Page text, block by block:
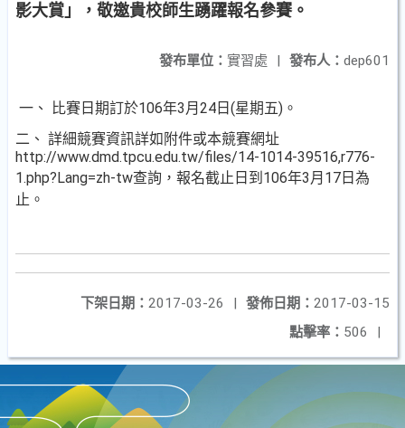
影大賞」，敬邀貴校師生踴躍報名參賽。
發布人： dep601
發布單位： 實習處 |
一、 比賽日期訂於106年3月24日(星期五)。
二、 詳細競賽資訊詳如附件或本競賽網址
http://www.dmd.tpcu.edu.tw/files/14-1014-39516,r776-
1.php?Lang=zh-tw查詢，報名截止日到106年3月17日為
止。
發佈日期： 2017-03-15
下架日期： 2017-03-26
|
點擊率： 506 |